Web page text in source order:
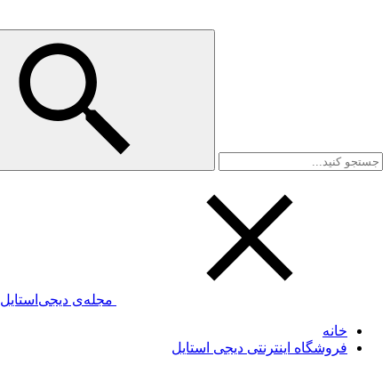
مجله‌ی دیجی‌استایل
خانه
فروشگاه اینترنتی دیجی استایل